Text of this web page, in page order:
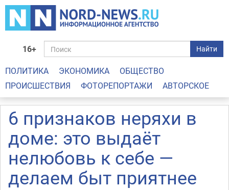
16+ Найти
ПОЛИТИКА ЭКОНОМИКА
ОБЩЕСТВО
ПРОИСШЕСТВИЯ
ФОТОРЕПОРТАЖИ АВТОРСКОЕ
6 признаков неряхи в
доме: это выдаёт
нелюбовь к себе —
делаем быт приятнее